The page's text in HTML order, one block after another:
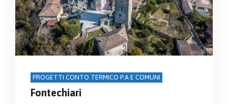
PROGETTI CONTO TERMICO P.A E COMUNI
Fontechiari